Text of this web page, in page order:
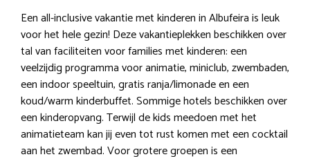
Een all-inclusive vakantie met kinderen in Albufeira is leuk
voor het hele gezin! Deze vakantieplekken beschikken over
tal van faciliteiten voor families met kinderen: een
veelzijdig programma voor animatie, miniclub, zwembaden,
een indoor speeltuin, gratis ranja/limonade en een
koud/warm kinderbuffet. Sommige hotels beschikken over
een kinderopvang. Terwijl de kids meedoen met het
animatieteam kan jij even tot rust komen met een cocktail
aan het zwembad. Voor grotere groepen is een